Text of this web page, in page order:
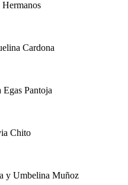
Hermanos
Cardona
Pantoja
Chito
y Umbelina Muñoz